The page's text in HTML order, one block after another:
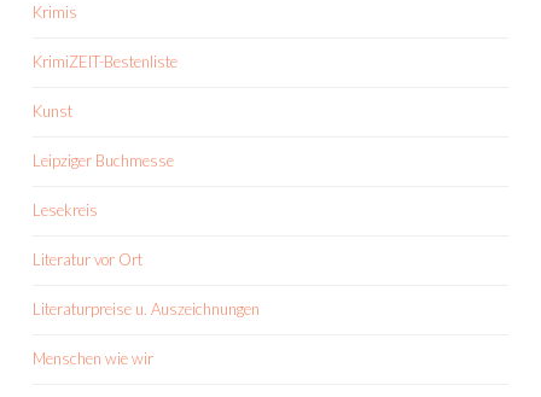
Krimis
KrimiZEIT-Bestenliste
Kunst
Leipziger Buchmesse
Lesekreis
Literatur vor Ort
Literaturpreise u. Auszeichnungen
Menschen wie wir